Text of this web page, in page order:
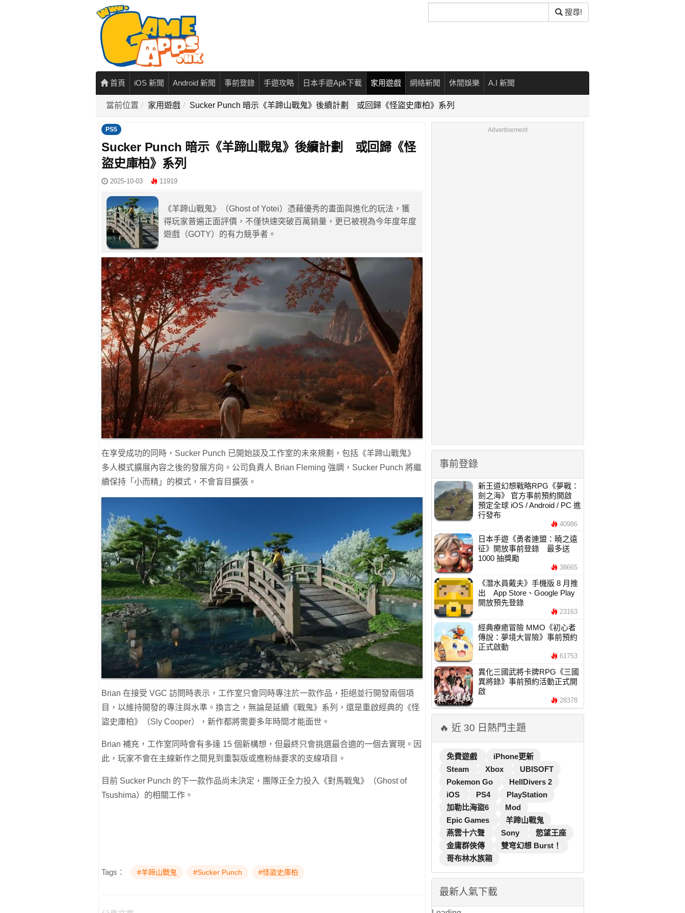
尋
搜尋!
首頁 iOS 新聞 Android 新聞 事前登錄 手遊攻略 日本手遊Apk下載 家用遊戲 網絡新聞 休閒娛樂 A.I 新聞
當前位置 家用遊戲 Sucker Punch 暗示《羊蹄山戰鬼》後續計劃 或回歸《怪盜史庫柏》系列
PS5
Sucker Punch 暗示《羊蹄山戰鬼》後續計劃 或回歸《怪
盜史庫柏》系列
2025-10-03 11919
《羊蹄山戰鬼》（Ghost of Yotei）憑藉優秀的畫面與進化的玩法，獲
得玩家普遍正面評價，不僅快速突破百萬銷量，更已被視為今年度年度
遊戲（GOTY）的有力競爭者。
在享受成功的同時，Sucker Punch 已開始談及工作室的未來規劃，包括《羊蹄山戰鬼》
多人模式擴展內容之後的發展方向。公司負責人 Brian Fleming 強調，Sucker Punch 將繼
續保持「小而精」的模式，不會盲目擴張。
Brian 在接受 VGC 訪問時表示，工作室只會同時專注於一款作品，拒絕並行開發兩個項
目，以維持開發的專注與水準。換言之，無論是延續《戰鬼》系列，還是重啟經典的《怪
盜史庫柏》（Sly Cooper），新作都將需要多年時間才能面世。
Brian 補充，工作室同時會有多達 15 個新構想，但最終只會挑選最合適的一個去實現。因
此，玩家不會在主線新作之間見到重製版或應粉絲要求的支線項目。
目前 Sucker Punch 的下一款作品尚未決定，團隊正全力投入《對馬戰鬼》（Ghost of
Tsushima）的相關工作。
Tags： #羊蹄山戰鬼 #Sucker Punch #怪盜史庫柏
Advertisement
事前登錄
新王道幻想戰略RPG《夢戰：
劍之海》 官方事前預約開啟
預定全球 iOS / Android / PC 進
行發布
40986
日本手遊《勇者連盟：曉之遠
征》開放事前登錄 最多送
1000 抽獎勵
38665
《潛水員戴夫》手機版 8 月推
出 App Store、Google Play
開放預先登錄
23163
經典療癒冒險 MMO《初心者
傳說：夢境大冒險》事前預約
正式啟動
61753
異化三國武將卡牌RPG《三國
異將錄》事前預約活動正式開
啟
28378
🔥 近 30 日熱門主題
免費遊戲
iPhone更新
Steam
Xbox
UBISOFT
Pokemon Go
HellDivers 2
iOS
PS4
PlayStation
加勒比海盜6
Mod
Epic Games
羊蹄山戰鬼
燕雲十六聲
Sony
慾望王座
金庸群俠傳
雙穹幻想 Burst！
哥布林水族箱
最新人氣下載